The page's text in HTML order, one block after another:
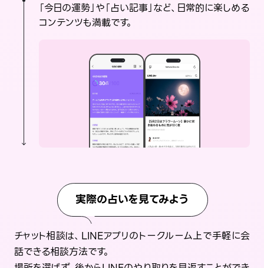
「今日の運勢」や「占い記事」など、日常的に楽しめる
コンテンツも満載です。
実際の占いを見てみよう
チャット相談は、LINEアプリのトークルーム上で手軽に会
話できる相談方法です。